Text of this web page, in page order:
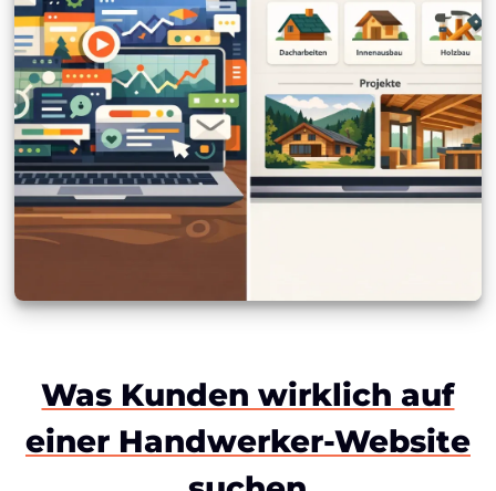
Was Kunden wirklich auf
einer Handwerker-Website